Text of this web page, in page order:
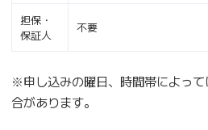
担保・
保証人
不要
※申し込みの曜日、時間帯によっ
合があります。